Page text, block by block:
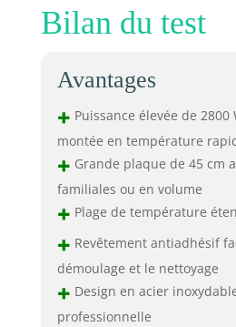
Bilan du test
Avantages
+ Puissance élevée de 2800
montée en température
+ Grande plaque de 45 cm
familiales ou en volume
+ Plage de température
+ Revêtement antiadhésif
démoulage et le nettoyage
+ Design en acier
professionnelle